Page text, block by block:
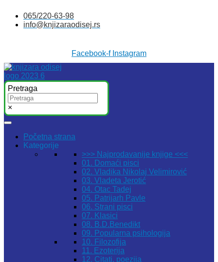
sadržaj
065/220-63-98
info@knjizaraodisej.rs
Facebook-f Instagram
Pretraga
×
Početna strana
Kategorije
>>> Najprodavanije knjige <<<
01. Domaći pisci
02. Vladika Nikolaj Velimirović
03. Vladeta Jerotić
04. Otac Tadej
05. Patrijarh Pavle
06. Strani pisci
07. Klasici
08. B.D.Benedikt
09. Popularna psihologija
10. Filozofija
11. Ezoterija
12. Citati, poezija